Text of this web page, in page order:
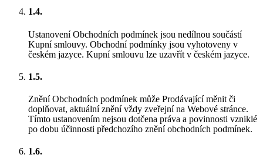
1.4.
Ustanovení Obchodních podmínek jsou nedílnou součástí
Kupní smlouvy. Obchodní podmínky jsou vyhotoveny v
českém jazyce. Kupní smlouvu lze uzavřít v českém jazyce.
1.5.
Znění Obchodních podmínek může Prodávající měnit či
doplňovat, aktuální znění vždy zveřejní na Webové stránce.
Tímto ustanovením nejsou dotčena práva a povinnosti vzniklé
po dobu účinnosti předchozího znění obchodních podmínek.
1.6.